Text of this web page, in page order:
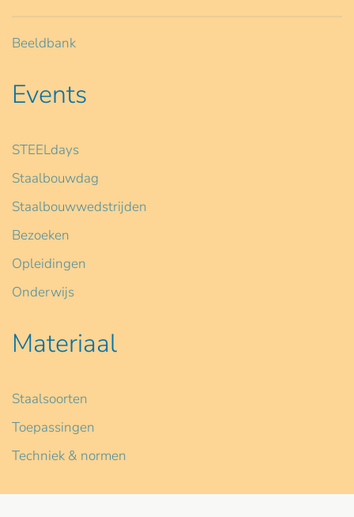
Beeldbank
Events
STEELdays
Staalbouwdag
Staalbouwwedstrijden
Bezoeken
Opleidingen
Onderwijs
Materiaal
Staalsoorten
Toepassingen
Techniek & normen